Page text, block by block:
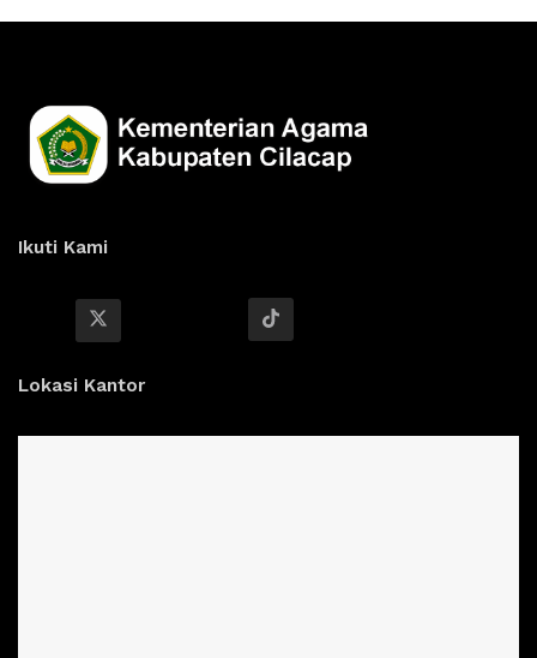
Ikuti Kami
Lokasi Kantor